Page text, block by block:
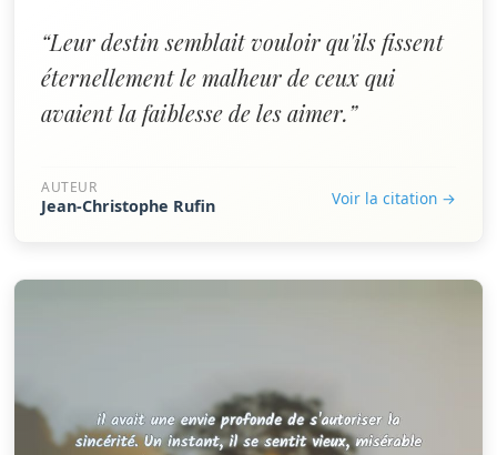
“Leur destin semblait vouloir qu'ils fissent
éternellement le malheur de ceux qui
avaient la faiblesse de les aimer.”
AUTEUR
Jean-Christophe Rufin Voir la citation →